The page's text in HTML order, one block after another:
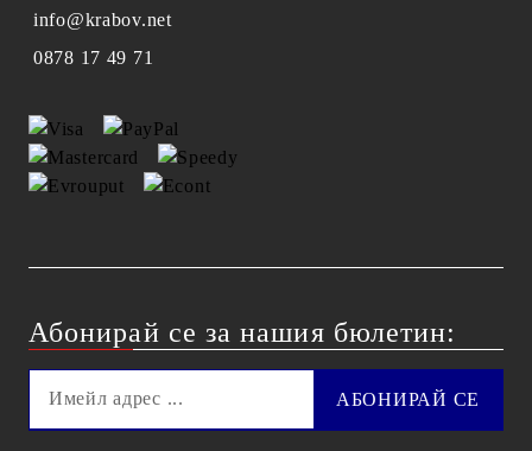
info@krabov.net
0878 17 49 71
Абонирай се за нашия бюлетин: